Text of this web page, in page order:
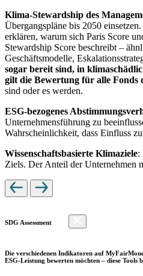
Klima-Stewardship des
Übergangspläne bis 2050
erklären, warum sich Paris Score
Stewardship Score beschreibt –
Geschäftsmodelle,
sogar bereit sind, in
gilt die Bewertung für alle Fonds
sind oder es werden.
ESG-bezogenes
Unternehmensführung zu
Wahrscheinlichkeit, dass Einfluss
Wissenschaftsbasierte Klimaziele:
Ziels. Der Anteil der Unternehmen
SDG Assessment
Die verschiedenen Indikatoren auf
ESG-Leistung bewerten möchten – diese